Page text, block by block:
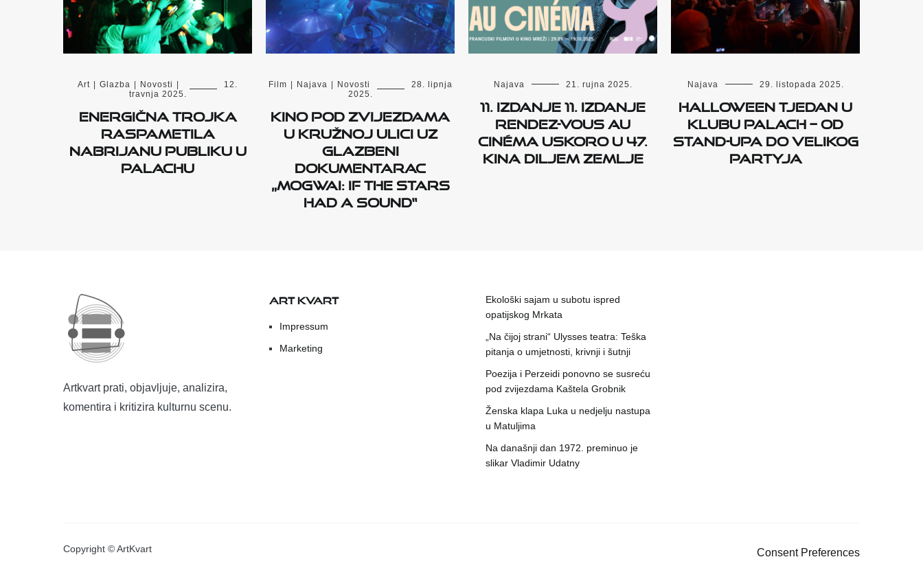
Art Glazba Novosti
12.
travnja 2025.
Energična trojka
raspametila
nabrijanu publiku u
Palachu
Film Najava Novosti
28. lipnja
2025.
Kino pod zvijezdama
u Kružnoj ulici uz
glazbeni
dokumentarac
„MOGWAI: If The Stars
Had A Sound“
Najava 21. rujna 2025.
11. izdanje 11. izdanje
Rendez-vous au
cinéma uskoro u 47.
kina diljem zemlje
Najava 29. listopada 2025.
Halloween tjedan u
Klubu Palach – od
stand-upa do velikog
partyja
Artkvart prati, objavljuje, analizira,
komentira i kritizira kulturnu scenu.
ART KVART
Impressum
Marketing
Ekološki sajam u subotu ispred
opatijskog Mrkata
„Na čijoj strani“ Ulysses teatra: Teška
pitanja o umjetnosti, krivnji i šutnji
Poezija i Perzeidi ponovno se susreću
pod zvijezdama Kaštela Grobnik
Ženska klapa Luka u nedjelju nastupa
u Matuljima
Na današnji dan 1972. preminuo je
slikar Vladimir Udatny
Copyright © ArtKvart Consent Preferences